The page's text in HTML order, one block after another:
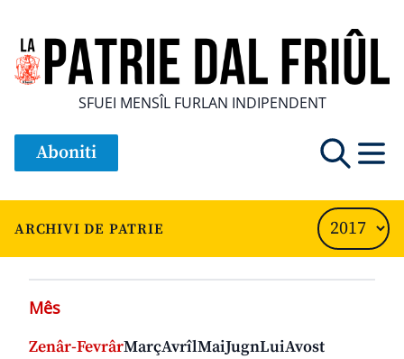
SFUEI MENSÎL FURLAN INDIPENDENT
Aboniti
ARCHIVI DE PATRIE
Mês
Zenâr-FevrârMarçAvrîlMaiJugnLuiAvost